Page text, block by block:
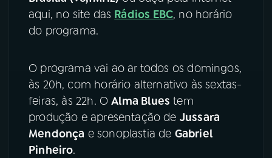
ACOMPANHE A RÁDIO NACIONAL
YouTube
Instagram X
TikTok
aqui, no site das Rádios EBC, no horário
do programa.
O programa vai ao ar todos os domingos,
às 20h, com horário alternativo às sextas-
feiras, às 22h. OAlma Blues tem
produção e apresentação de Jussara
Mendonça e sonoplastia de Gabriel
Pinheiro.